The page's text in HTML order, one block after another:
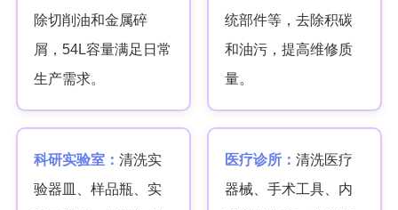
除切削油和金属碎
屑，54L容量满足日常
生产需求。
统部件等，去除积碳
和油污，提高维修质
量。
科研实验室： 清洗实
验器皿、样品瓶、实
医疗诊所： 清洗医疗
器械、手术工具、内